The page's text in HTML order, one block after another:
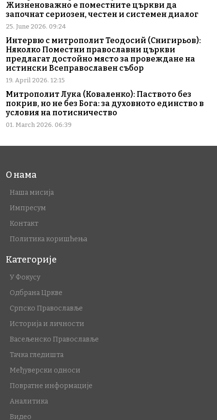
Жизненоважно е поместните църкви да
започнат сериозен, честен и системен диалог
25. June 2026. 09:24
Интервю с митрополит Теодосий (Снигирьов):
Няколко Поместни православни църкви
предлагат достойно място за провеждане на
истински Всеправославен събор
19. April 2026. 12:15
Митрополит Лука (Коваленко): Паството без
покрив, но не без Бога: за духовното единство в
условия на потисничество
01. March 2026. 06:39
О нама
Наша мисија
Импресум
Контакт
Политика коришћења
Категорије
У Фокусу
Одбрана Цркве
Српско Православље
Историја и личности
Васељенско Православље
Тачка гледишта
Међуверски односи
Повратне информације
Аналитика
Видео